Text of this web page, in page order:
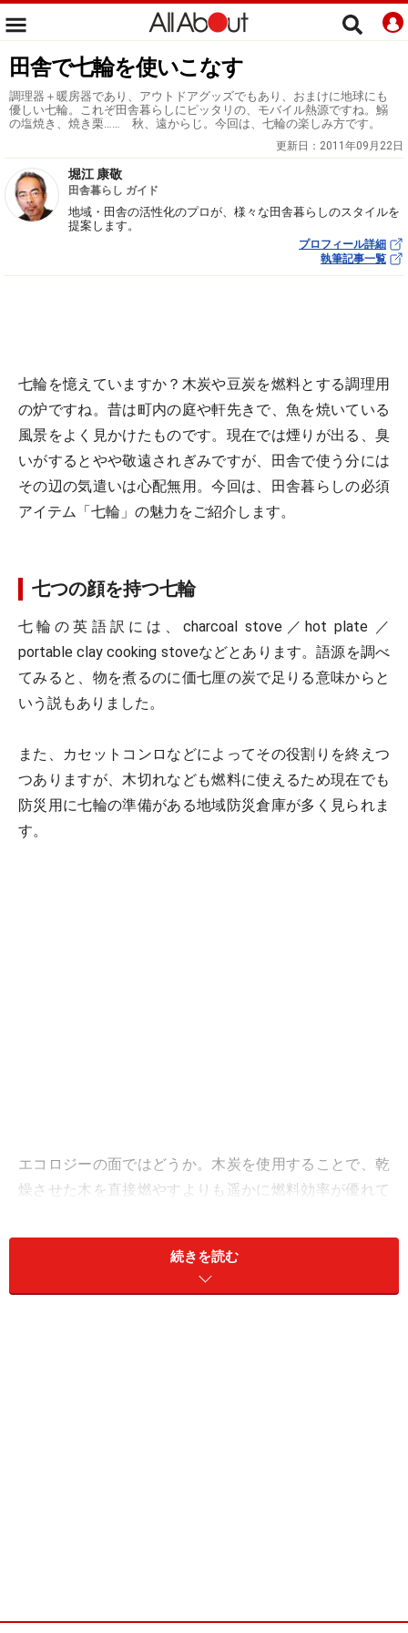
田舎で七輪を使いこなす
調理器＋暖房器であり、アウトドアグッズでもあり、おまけに地球にも
優しい七輪。これぞ田舎暮らしにピッタリの、モバイル熱源ですね。鰯
の塩焼き、焼き栗…… 秋、遠からじ。今回は、七輪の楽しみ方です。
更新日： 2011年09月22日
堀江 康敬
田舎暮らし ガイド
地域・田舎の活性化のプロが、様々な田舎暮らしのスタイルを
提案します。
プロフィール詳細
執筆記事一覧
七輪を憶えていますか？木炭や豆炭を燃料とする調理用
の炉ですね。昔は町内の庭や軒先きで、魚を焼いている
風景をよく見かけたものです。現在では煙りが出る、臭
いがするとやや敬遠されぎみですが、田舎で使う分には
その辺の気遣いは心配無用。今回は、田舎暮らしの必須
アイテム「七輪」の魅力をご紹介します。
七つの顔を持つ七輪
七輪の英語訳には、charcoal stove／hot plate ／
portable clay cooking stoveなどとあります。語源を調べ
てみると、物を煮るのに価七厘の炭で足りる意味からと
いう説もありました。
また、カセットコンロなどによってその役割りを終えつ
つありますが、木切れなども燃料に使えるため現在でも
防災用に七輪の準備がある地域防災倉庫が多く見られま
す。
エコロジーの面ではどうか。木炭を使用することで、乾
燥させた木を直接燃やすよりも遥かに燃料効率が優れて
る発展途上国もあり、日本から炭焼きの技術と一緒に七
輪の製造技術の普及に勤めているボランティア団体も出
てきています。
続きを読む